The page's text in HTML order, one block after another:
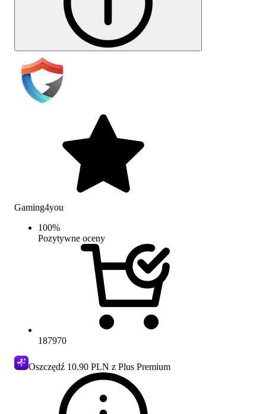
Gaming4you
100%
Pozytywne oceny
187970
Oszczędź 10.90 PLN z Plus Premium